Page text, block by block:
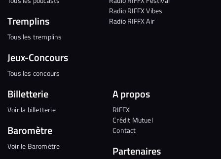
Tremplins
Tous les tremplins
Jeux-Concours
Tous les concours
Radio RIFFX Vibes
Radio RIFFX Air
Billetterie
Voir la billetterie
Baromètre
Voir le Baromètre
A propos
RIFFX
Crédit Mutuel
Contact
Partenaires